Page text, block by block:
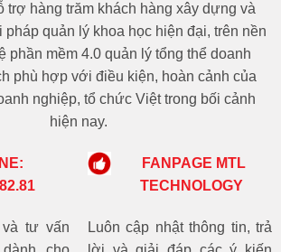
trợ hàng trăm khách hàng xây dựng và
pháp quản lý khoa học hiện đại, trên nền
phần mềm 4.0 quản lý tổng thể doanh
phù hợp với điều kiện, hoàn cảnh của
nghiệp, tổ chức Việt trong bối cảnh
hiện nay.
tư vấn
FANPAGE MTL
TECHNOLOGY
Luôn cập nhật thông tin, trả